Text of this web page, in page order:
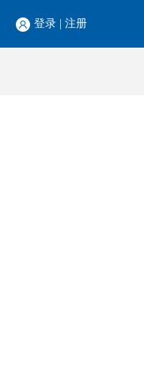
登录 注册